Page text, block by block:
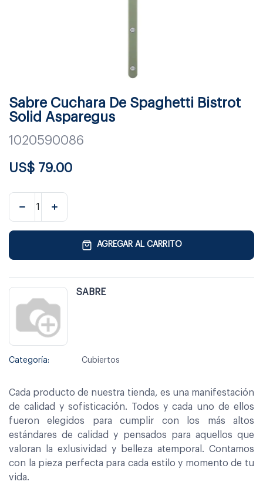
Sabre Cuchara De Spaghetti Bistrot
Solid Asparegus
1020590086
US$ 79.00
AGREGAR AL CARRITO
SABRE
Categoría: Cubiertos
Cada producto de nuestra tienda, es una manifestación
de calidad y sofisticación. Todos y cada uno de ellos
fueron elegidos para cumplir con los más altos
estándares de calidad y pensados para aquellos que
valoran la exlusividad y belleza atemporal. Contamos
con la pieza perfecta para cada estilo y momento de tu
vida.